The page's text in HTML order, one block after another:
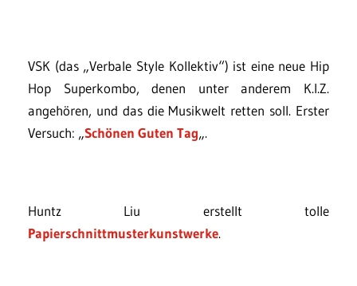
VSK (das „Verbale Style Kollektiv“) ist eine neue Hip
Hop Superkombo, denen unter anderem K.I.Z.
angehören, und das die Musikwelt retten soll. Erster
Versuch: „Schönen Guten Tag„.
Huntz Liu erstellt tolle
Papierschnittmusterkunstwerke.